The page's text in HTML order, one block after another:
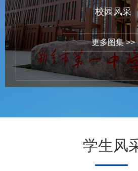
校园风采
更多图集 >>
学生风